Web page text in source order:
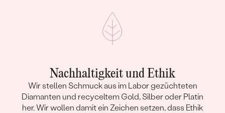
Nachhaltigkeit und Ethik
Wir stellen Schmuck aus im Labor gezüchteten
Diamanten und recyceltem Gold, Silber oder Platin
her. Wir wollen damit ein Zeichen setzen, dass Ethik